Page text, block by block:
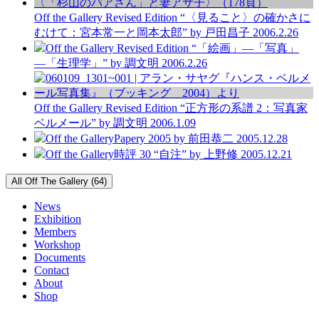
Off the Gallery Revised Edition “〈見ること〉の確かさに
むけて：宮本常一と岡本太郎” by 戸田昌子 2006.2.26
Off the Gallery Revised Edition “「絵画」―「写真」
―「生理学」” by 調文明 2006.2.26
Off the Gallery Revised Edition “正方形の系譜 2：写真家
ベルメール” by 調文明 2006.1.09
Off the GalleryPapery 2005 by 前田恭二 2005.12.28
Off the Gallery時評 30 “自注” by 上野修 2005.12.21
All Off The Gallery (64)
News
Exhibition
Members
Workshop
Documents
Contact
About
Shop